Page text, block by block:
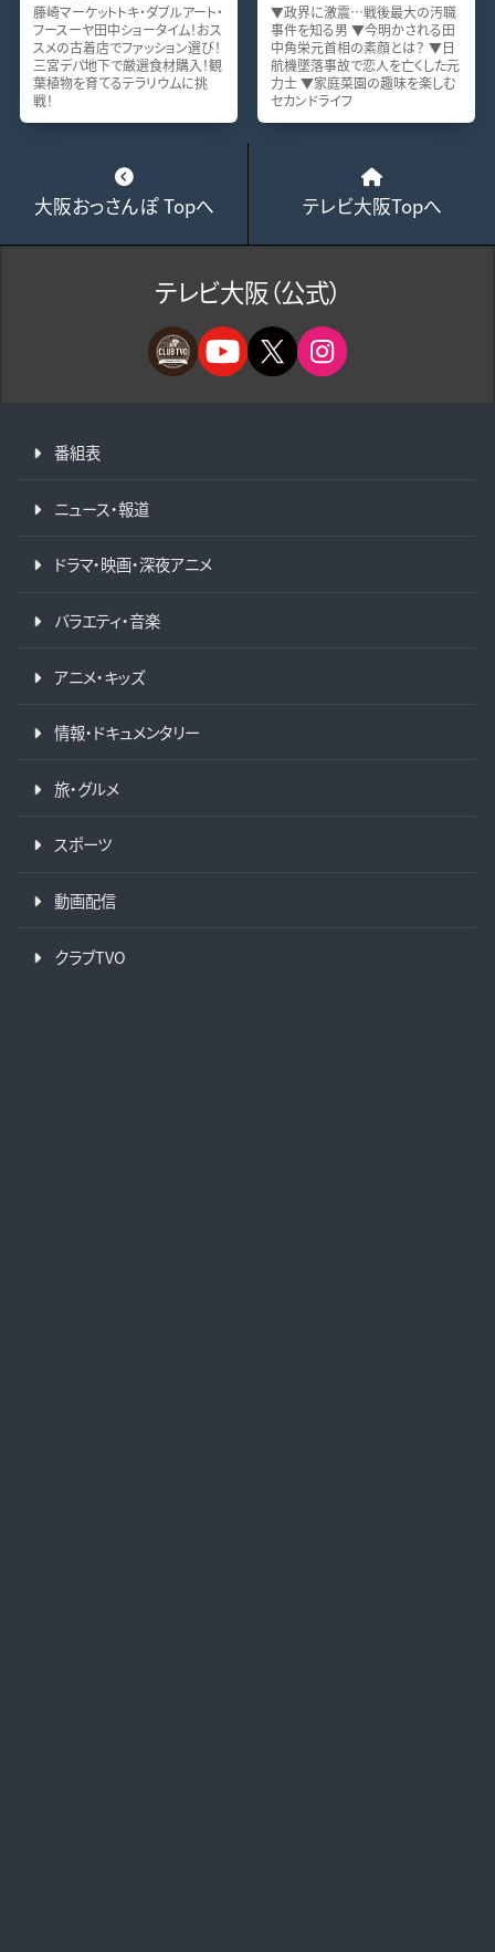
藤崎マーケットトキ・ダブルアート・
フースーヤ田中ショータイム！おス
スメの古着店でファッション選び！
三宮デパ地下で厳選食材購入！観
葉植物を育てるテラリウムに挑
戦！
▼政界に激震…戦後最大の汚職
事件を知る男 ▼今明かされる田
中角栄元首相の素顔とは？ ▼日
航機墜落事故で恋人を亡くした元
力士 ▼家庭菜園の趣味を楽しむ
セカンドライフ
大阪おっさんぽ Topへ テレビ大阪Topへ
テレビ大阪（公式）
番組表
ニュース・報道
ドラマ・映画・深夜アニメ
バラエティ・音楽
アニメ・キッズ
情報・ドキュメンタリー
旅・グルメ
スポーツ
動画配信
クラブTVO